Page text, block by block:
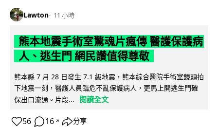
Lawton 11 小時
熊本地震手術室驚魂片瘋傳 醫護保護病
人、逃生門 網民讚值得尊敬
熊本縣 7 月 28 日發生 7.1 級地震，熊本綜合醫院手術室鏡頭拍
下地震一刻，醫護人員臨危不亂保護病人，更馬上開逃生門確
保出口流通。片段...
閱讀全文
56 16 ↗ 分享